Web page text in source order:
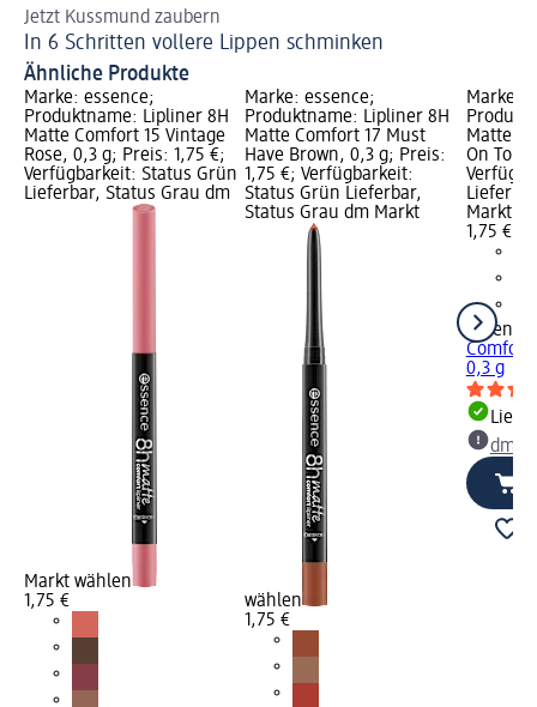
Jetzt Kussmund zaubern
In 6 Schritten vollere Lippen schminken
Ähnliche Produkte
Marke: essence;
Produktname: Lipliner 8H
Matte Comfort 15 Vintage
Rose, 0,3 g; Preis: 1,75 €;
Verfügbarkeit: Status Grün
Lieferbar, Status Grau dm
Markt wählen
1,75 €
Marke: essence;
Produktname: Lipliner 8H
Matte Comfort 17 Must
Have Brown, 0,3 g; Preis:
1,75 €; Verfügbarkeit:
Status Grün Lieferbar,
Status Grau dm Markt
wählen
1,75 €
Marke:
Matte
On Top,
Markt
1,75 €
essence
Comfort
0,3 g
dm